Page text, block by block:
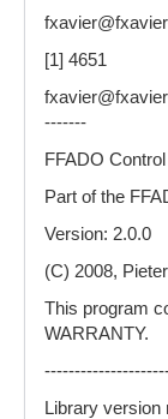
[1] 4651
-------
FFADO
Part of the
Version: 2.0.0
(C) 2008,
This program
WARRANTY.
Library version